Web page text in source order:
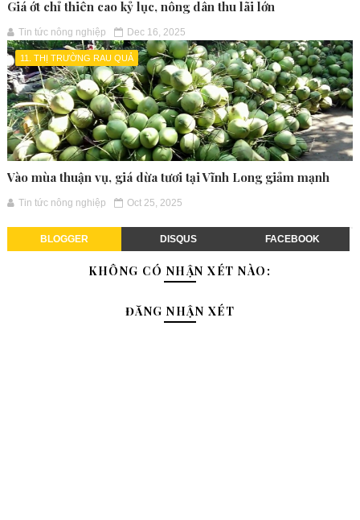
Giá ớt chỉ thiên cao kỷ lục, nông dân thu lãi lớn
Tin tức nông nghiệp Dec 16, 2025
11. THỊ TRƯỜNG RAU QUẢ
Vào mùa thuận vụ, giá dừa tươi tại Vĩnh Long giảm mạnh
Tin tức nông nghiệp Oct 25, 2025
BLOGGER DISQUS FACEBOOK
KHÔNG CÓ NHẬN XÉT NÀO:
ĐĂNG NHẬN XÉT